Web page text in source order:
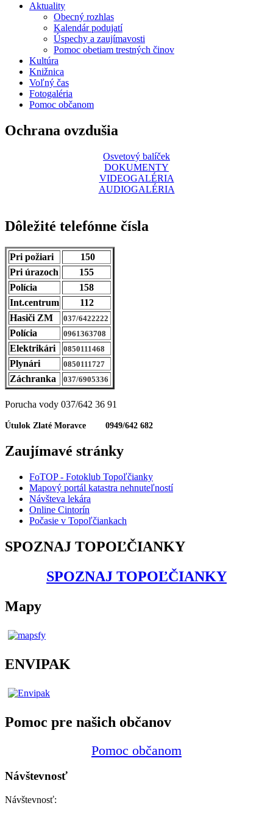
Aktuality
Obecný rozhlas
Kalendár podujatí
Úspechy a zaujímavosti
Pomoc obetiam trestných činov
Kultúra
Knižnica
Voľný čas
Fotogaléria
Pomoc občanom
Ochrana ovzdušia
Osvetový balíček
DOKUMENTY
VIDEOGALÉRIA
AUDIOGALÉRIA
Dôležité telefónne čísla
Pri požiari
150
Pri úrazoch
155
Polícia
158
Int.centrum
112
Hasiči ZM
037/6422222
Polícia 0961363708
Elektrikári 0850111468
Plynári 0850111727
Záchranka 037/6905336
Porucha vody 037/642 36 91
Útulok Zlaté Moravce 0949/642 682
Zaujímavé stránky
FoTOP - Fotoklub Topoľčianky
Mapový portál katastra nehnuteľností
Návšteva lekára
Online Cintorín
Počasie v Topoľčiankach
SPOZNAJ TOPOĽČIANKY
SPOZNAJ TOPOĽČIANKY
Mapy
ENVIPAK
Pomoc pre našich občanov
Pomoc občanom
Návštevnosť
Návštevnosť: